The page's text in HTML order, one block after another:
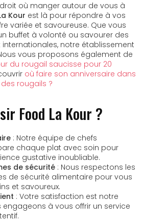
où manger autour de vous à
Kour est là pour répondre à vos
variée et savoureuse. Que vous
buffet à volonté ou savourer des
notre établissement
vous proposons également de
du rougail saucisse pour 20
où faire son anniversaire dans
rougails ?
Food La Kour ?
: Notre équipe de chefs
chaque plat avec soin pour
gustative inoubliable.
de sécurité : Nous respectons les
de sécurité alimentaire pour vous
et savoureux.
: Votre satisfaction est notre
engageons à vous offrir un service